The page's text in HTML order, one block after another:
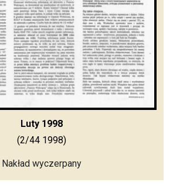
Luty 1998
(2/44 1998)
Nakład wyczerpany